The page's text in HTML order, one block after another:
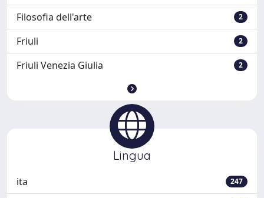
Filosofia dell'arte 2
Friuli 2
Friuli Venezia Giulia 2
Lingua
ita 247